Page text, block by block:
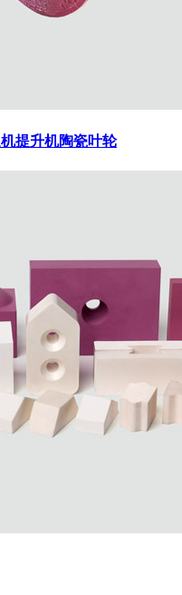
提升机陶瓷叶轮